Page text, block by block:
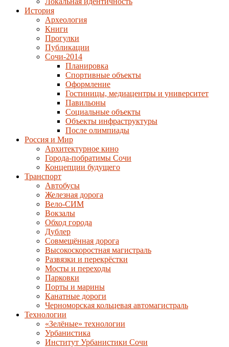
История
Археология
Книги
Прогулки
Публикации
Сочи-2014
Планировка
Спортивные объекты
Оформление
Гостиницы, медиацентры и университет
Павильоны
Социальные объекты
Объекты инфраструктуры
После олимпиады
Россия и Мир
Архитектурное кино
Города-побратимы Сочи
Концепции будущего
Транспорт
Автобусы
Железная дорога
Вело-СИМ
Вокзалы
Обход города
Дублер
Совмещённая дорога
Высокоскоростная магистраль
Развязки и перекрёстки
Мосты и переходы
Парковки
Порты и марины
Канатные дороги
Черноморская кольцевая автомагистраль
Технологии
«Зелёные» технологии
Урбанистика
Институт Урбанистики Сочи